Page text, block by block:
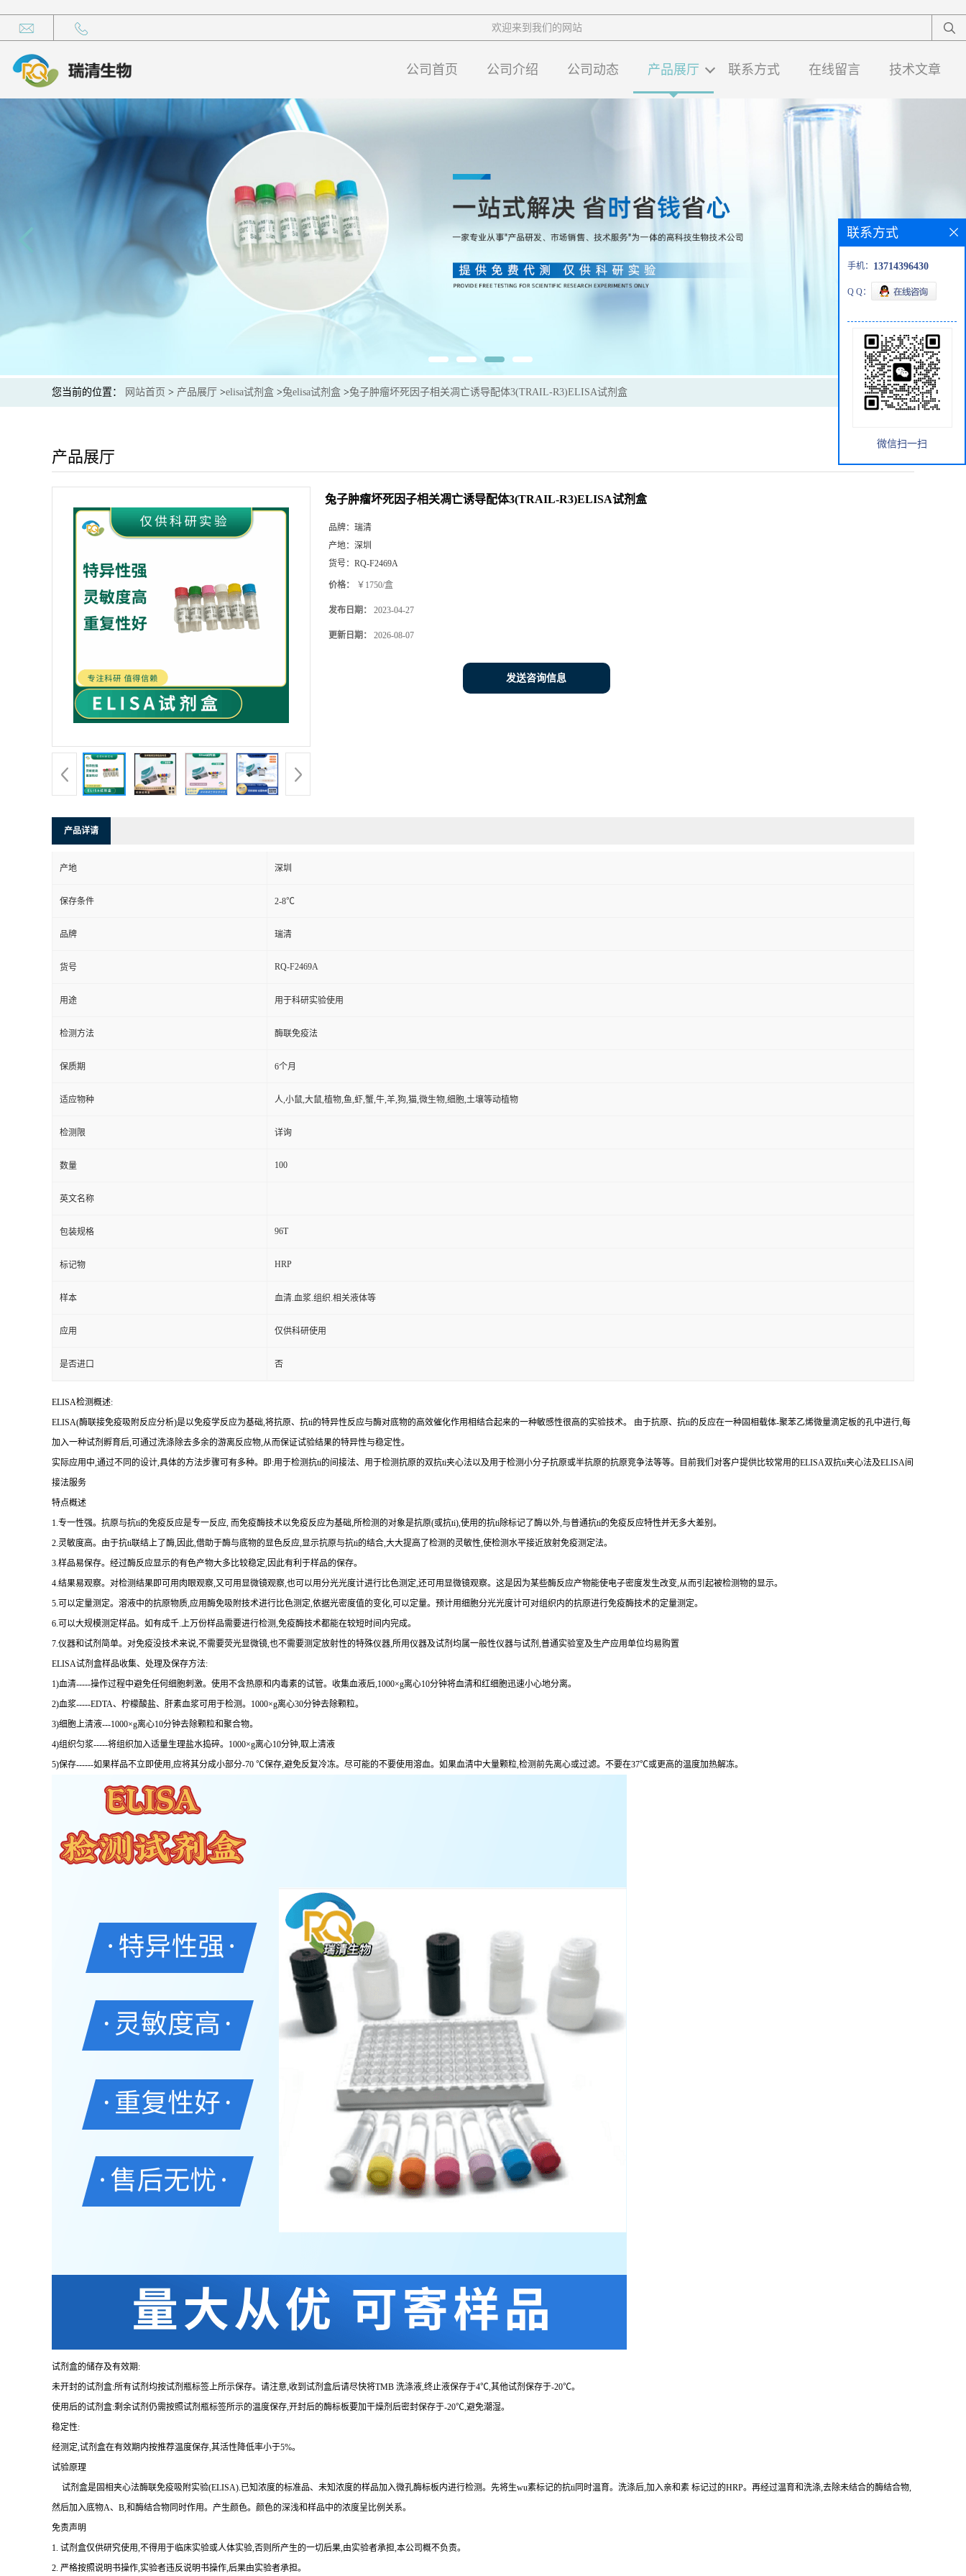
欢迎来到我们的网站
公司首页 公司介绍 公司动态 产品展厅 联系方式 在线留言 技术文章
您当前的位置： 网站首页 > 产品展厅 >elisa试剂盒 >兔elisa试剂盒 >兔子肿瘤坏死因子相关凋亡诱导配体3(TRAIL-R3)ELISA试剂盒
产品展厅
兔子肿瘤坏死因子相关凋亡诱导配体3(TRAIL-R3)ELISA试剂盒
品牌： 瑞清
产地： 深圳
货号： RQ-F2469A
价格： ￥1750/盒
发布日期： 2023-04-27
更新日期： 2026-08-07
发送咨询信息
产品详请
产地 深圳
保存条件 2-8℃
品牌 瑞清
货号 RQ-F2469A
用途 用于科研实验使用
检测方法 酶联免疫法
保质期 6个月
适应物种 人,小鼠,大鼠,植物,鱼,虾,蟹,牛,羊,狗,猫,微生物,细胞,土壤等动植物
检测限 详询
数量 100
英文名称
包装规格 96T
标记物 HRP
样本 血清.血浆.组织.相关液体等
应用 仅供科研使用
是否进口 否
ELISA检测概述:
ELISA(酶联接免疫吸附反应分析)是以免疫学反应为基础,将抗原、 抗ti的特异性反应与酶对底物的高效催化作用相结合起来的一种敏感性很高的实验技术。 由于抗原、 抗ti的反应在一种固相载体-聚苯乙烯微量滴定板的孔中进行,每
加入一种试剂孵育后,可通过洗涤除去多余的游离反应物,从而保证试验结果的特异性与稳定性。
实际应用中,通过不同的设计,具体的方法步骤可有多种。即:用于检测抗ti的间接法、用于检测抗原的双抗ti夹心法以及用于检测小分子抗原或半抗原的抗原竞争法等等。目前我们对客户提供比较常用的ELISA双抗ti夹心法及ELISA间
接法服务
特点概述
1.专一性强。抗原与抗ti的免疫反应是专一反应, 而免疫酶技术以免疫反应为基础,所检测的对象是抗原(或抗ti),使用的抗ti除标记了酶以外,与普通抗ti的免疫反应特性并无多大差别。
2.灵敏度高。由于抗ti联结上了酶,因此,借助于酶与底物的显色反应,显示抗原与抗ti的结合,大大提高了检测的灵敏性,使检测水平接近放射免疫测定法。
3.样品易保存。经过酶反应显示的有色产物大多比较稳定,因此有利于样品的保存。
4.结果易观察。对检测结果即可用肉眼观察,又可用显微镜观察,也可以用分光光度计进行比色测定,还可用显微镜观察。这是因为某些酶反应产物能使电子密度发生改变,从而引起被检测物的显示。
5.可以定量测定。溶液中的抗原物质,应用酶免吸附技术进行比色测定,依据光密度值的变化,可以定量。预计用细胞分光光度计可对组织内的抗原进行免疫酶技术的定量测定。
6.可以大规模测定样品。如有成千.上万份样品需要进行检测,免疫酶技术都能在较短时间内完成。
7.仪器和试剂简单。对免疫没技术来说,不需要荧光显微镜,也不需要测定放射性的特殊仪器,所用仪器及试剂均属一般性仪器与试剂,普通实验室及生产应用单位均易购置
ELISA试剂盒样品收集、处理及保存方法:
1)血清-----操作过程中避免任何细胞刺激。使用不含热原和内毒素的试管。收集血液后,1000×g离心10分钟将血清和红细胞迅速小心地分离。
2)血浆-----EDTA、柠檬酸盐、肝素血浆可用于检测。1000×g离心30分钟去除颗粒。
3)细胞上清液---1000×g离心10分钟去除颗粒和聚合物。
4)组织匀浆-----将组织加入适量生理盐水捣碎。1000×g离心10分钟,取上清液
5)保存------如果样品不立即使用,应将其分成小部分-70 ℃保存,避免反复冷冻。尽可能的不要使用溶血。如果血清中大量颗粒,检测前先离心或过滤。不要在37℃或更高的温度加热解冻。
试剂盒的储存及有效期:
未开封的试剂盒:所有试剂均按试剂瓶标签上所示保存。请注意,收到试剂盒后请尽快将TMB 洗涤液,终止液保存于4℃,其他试剂保存于-20℃。
使用后的试剂盒:剩余试剂仍需按照试剂瓶标签所示的温度保存,开封后的酶标板要加干燥剂后密封保存于-20℃,避免潮湿。
稳定性:
经测定,试剂盒在有效期内按推荐温度保存,其活性降低率小于5%。
试验原理
试剂盒是固相夹心法酶联免疫吸附实验(ELISA).已知浓度的标准品、未知浓度的样品加入微孔酶标板内进行检测。先将生wu素标记的抗ti 同时温育。洗涤后,加入亲和素 标记过的HRP。再经过温育和洗涤,去除未结合的酶结合物,
然后加入底物A、B,和酶结合物同时作用。产生颜色。颜色的深浅和样品中的浓度呈比例关系。
免责声明
1. 试剂盒仅供研究使用,不得用于临床实验或人体实验,否则所产生的一切后果,由实验者承担,本公司概不负责。
2. 严格按照说明书操作,实验者违反说明书操作,后果由实验者承担。
联系方式
手机： 13714396430
Q Q：
微信扫一扫